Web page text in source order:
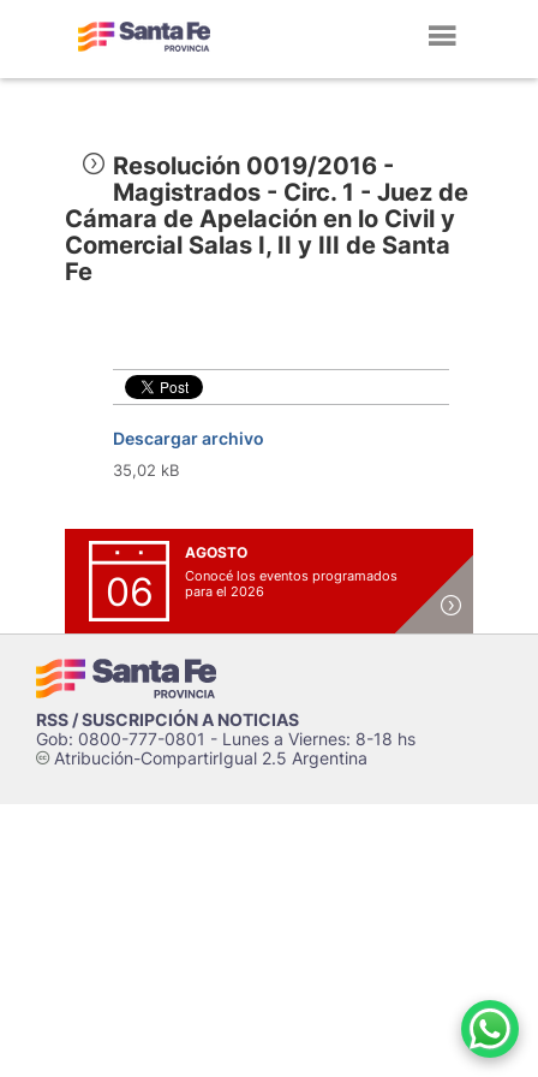
Resolución 0019/2016 -
Magistrados - Circ. 1 - Juez de
Cámara de Apelación en lo Civil y
Comercial Salas I, II y III de Santa
Fe
Descargar archivo
35,02 kB
06
AGOSTO
Conocé los eventos programados
para el 2026
RSS / SUSCRIPCIÓN A NOTICIAS
Gob: 0800-777-0801 - Lunes a Viernes: 8-18 hs
cAtribución-CompartirIgual 2.5 Argentina